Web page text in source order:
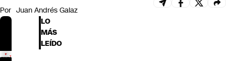
Por Juan Andrés Galaz
LO
MÁS
LEÍDO